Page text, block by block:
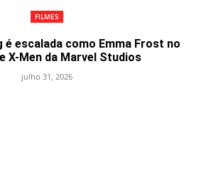
FILMES
é escalada como Emma Frost no
X-Men da Marvel Studios
julho 31, 2026